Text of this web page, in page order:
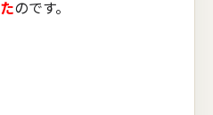
のです。